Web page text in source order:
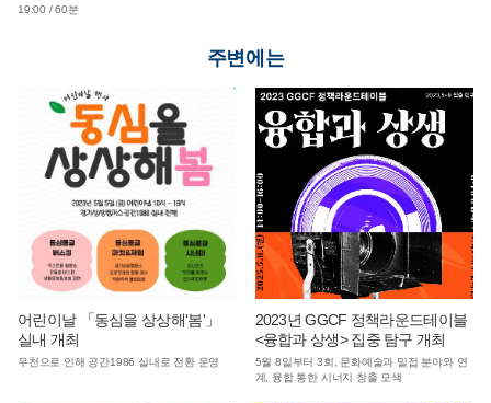
19:00 / 60분
주변에는
어린이날 「동심을 상상해'봄'」
실내 개최
우천으로 인해 공간1986 실내로 전환 운영
2023년 GGCF 정책라운드테이블
<융합과 상생> 집중 탐구 개최
5월 8일부터 3회, 문화예술과 밀접 분야와 연
계, 융합 통한 시너지 창출 모색